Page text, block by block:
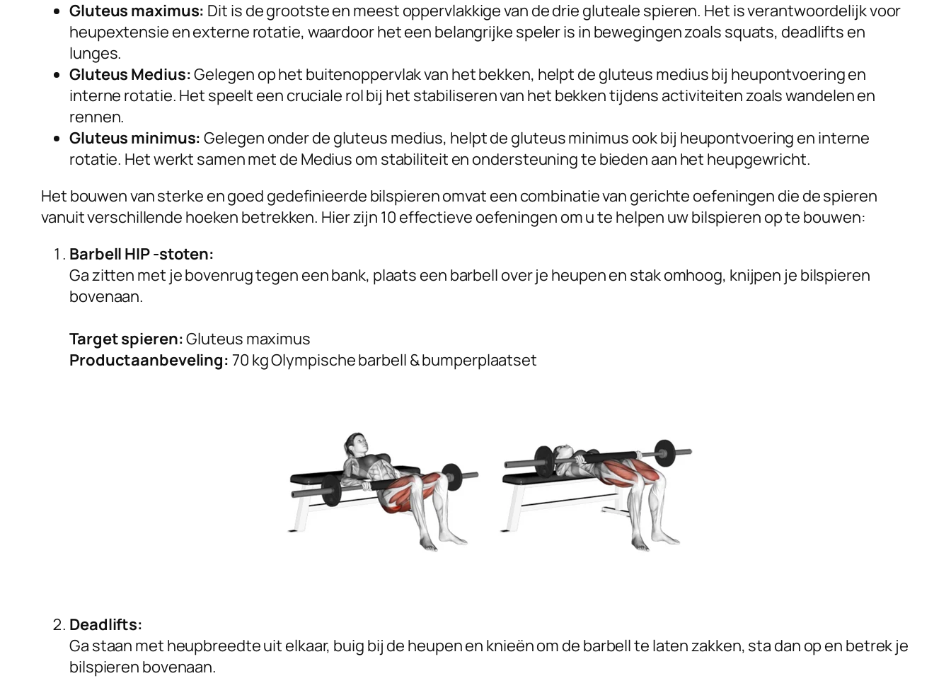
Gluteus maximus: Dit is de grootste en meest oppervlakkige van de drie gluteale spieren. Het is verantwoordelijk voor
heupextensie en externe rotatie, waardoor het een belangrijke speler is in bewegingen zoals squats, deadlifts en
lunges.
Gluteus Medius:Gelegen op het buitenoppervlak van het bekken, helpt de gluteus medius bij heupontvoering en
interne rotatie. Het speelt een cruciale rol bij het stabiliseren van het bekken tijdens activiteiten zoals wandelen en
rennen.
Gluteus minimus: Gelegen onder de gluteus medius, helpt de gluteus minimus ook bij heupontvoering en interne
rotatie. Het werkt samen met de Medius om stabiliteit en ondersteuning te bieden aan het heupgewricht.
Het bouwen van sterke en goed gedefinieerde bilspieren omvat een combinatie van gerichte oefeningen die de spieren
vanuit verschillende hoeken betrekken. Hier zijn 10 effectieve oefeningen om u te helpen uw bilspieren op te bouwen:
Barbell HIP -stoten:
Ga zitten met je bovenrug tegen een bank, plaats een barbell over je heupen en stak omhoog, knijpen je bilspieren
bovenaan.
Target spieren:Gluteus maximus
Productaanbeveling: 70 kg Olympische barbell & bumperplaatset
Deadlifts:
Ga staan met heupbreedte uit elkaar, buig bij de heupen en knieën om de barbell te laten zakken, sta dan op en betrek je
bilspieren bovenaan.